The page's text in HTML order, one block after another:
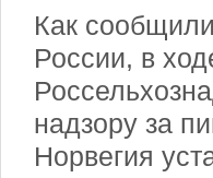
Как
России, в
надзору за
Норвегия